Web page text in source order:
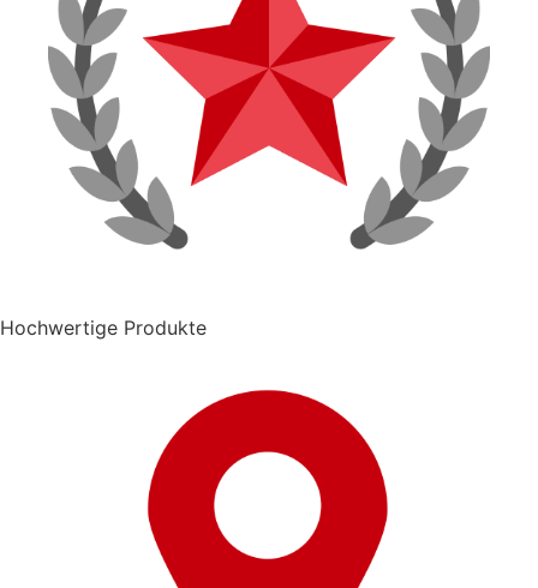
Hochwertige Produkte